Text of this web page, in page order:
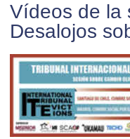
Vídeos de la
Desalojos